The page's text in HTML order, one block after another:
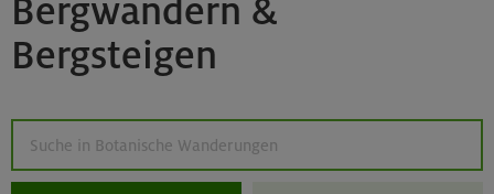
Bergwandern &
Bergsteigen